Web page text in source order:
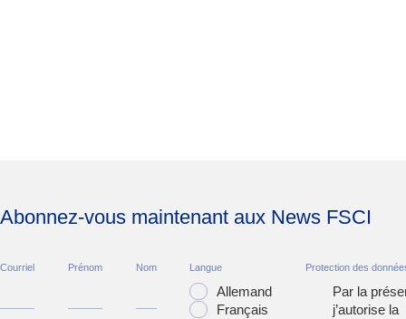
Abonnez-vous maintenant aux News FSCI
Courriel Prénom Nom Langue
Allemand
Français
Protection des
Par la
j’autorise la